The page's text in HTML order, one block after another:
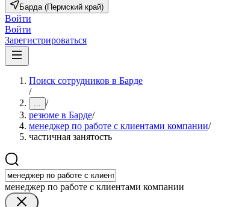
Барда (Пермский край)
Войти
Войти
Зарегистрироваться
Поиск сотрудников в Барде
/
... /
резюме в Барде/
менеджер по работе с клиентами компании/
частичная занятость
менеджер по работе с клиентами компании